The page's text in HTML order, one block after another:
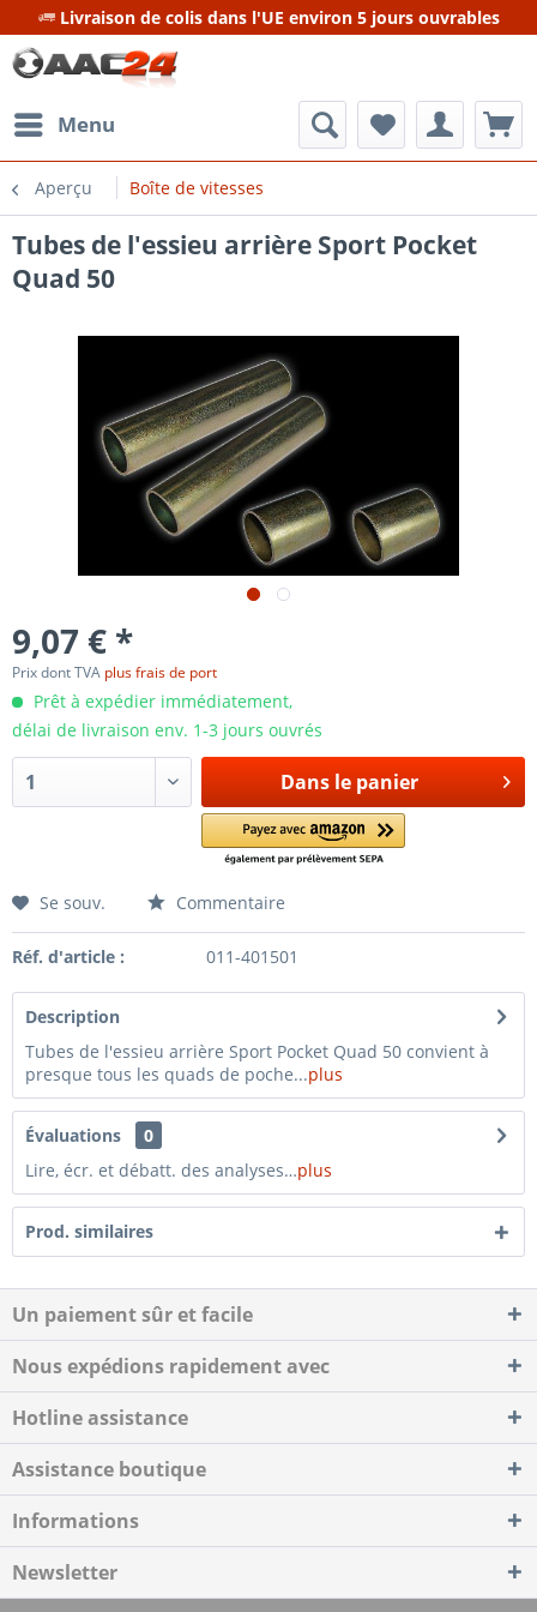
Livraison de colis dans l'UE environ 5 jours ouvrables
Menu
Aperçu Boîte de vitesses
Tubes de l'essieu arrière Sport Pocket
Quad 50
9,07 € *
Prix dont TVA plus frais de port
Prêt à expédier immédiatement,
délai de livraison env. 1-3 jours ouvrés
Dans le panier
Se souv. Commentaire
Réf. d'article : 011-401501
Description
Tubes de l'essieu arrière Sport Pocket Quad 50 convient à
presque tous les quads de poche...plus
Évaluations
0
Lire, écr. et débatt. des analyses…plus
Prod. similaires
Un paiement sûr et facile
Nous expédions rapidement avec
Hotline assistance
Assistance boutique
Informations
Newsletter